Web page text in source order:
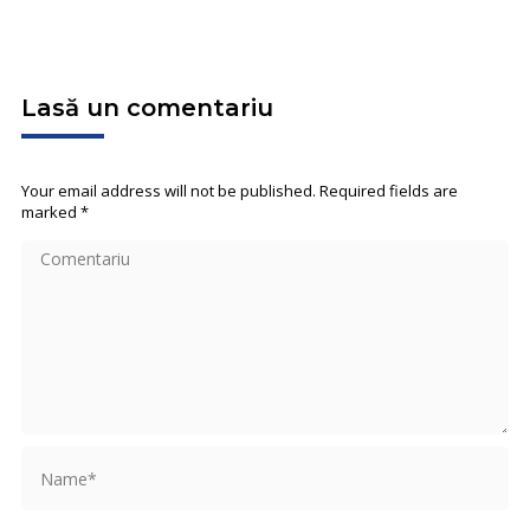
Lasă un comentariu
Your email address will not be published. Required fields are
marked *
Comentariu